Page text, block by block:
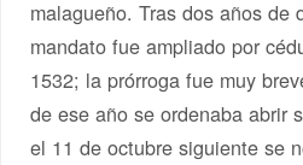
malagueño. Tras dos años de
mandato fue ampliado por
1532; la prórroga fue muy
de ese año se ordenaba abrir
el 11 de octubre siguiente se